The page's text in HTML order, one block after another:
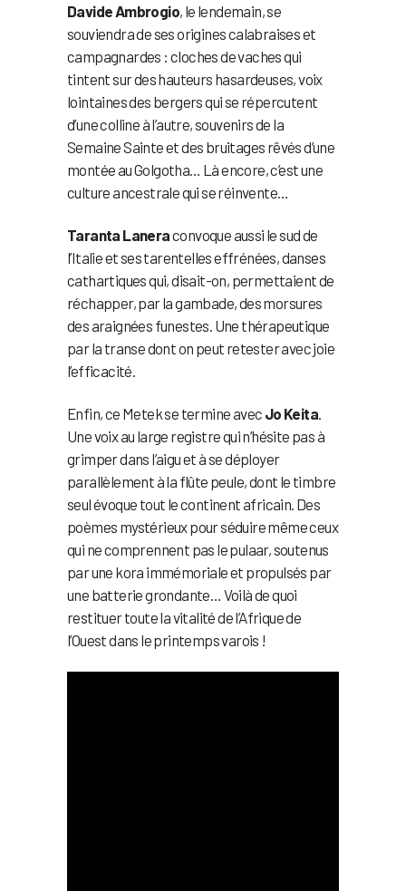
Davide Ambrogio, le lendemain, se
souviendra de ses origines calabraises et
campagnardes : cloches de vaches qui
tintent sur des hauteurs hasardeuses, voix
lointaines des bergers qui se répercutent
d’une colline à l’autre, souvenirs de la
Semaine Sainte et des bruitages rêvés d’une
montée au Golgotha… Là encore, c’est une
culture ancestrale qui se réinvente…
Taranta Laneraconvoque aussi le sud de
l’Italie et ses tarentelles effrénées, danses
cathartiques qui, disait-on, permettaient de
réchapper, par la gambade, des morsures
des araignées funestes. Une thérapeutique
par la transe dont on peut retester avec joie
l’efficacité.
Enfin, ce Metek se termine avec Jo Keita
Une voix au large registre qui n’hésite pas à
grimper dans l’aigu et à se déployer
parallèlement à la flûte peule, dont le timbre
seul évoque tout le continent africain. Des
poèmes mystérieux pour séduire même ceux
qui ne comprennent pas le pulaar, soutenus
par une kora immémoriale et propulsés par
une batterie grondante… Voilà de quoi
restituer toute la vitalité de l’Afrique de
l’Ouest dans le printemps varois !